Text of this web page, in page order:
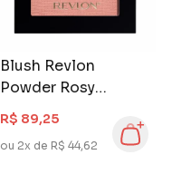
Blush Revlon
Powder Rosy
Rendezvous
R$ 89,25
ou 2x de R$ 44,62